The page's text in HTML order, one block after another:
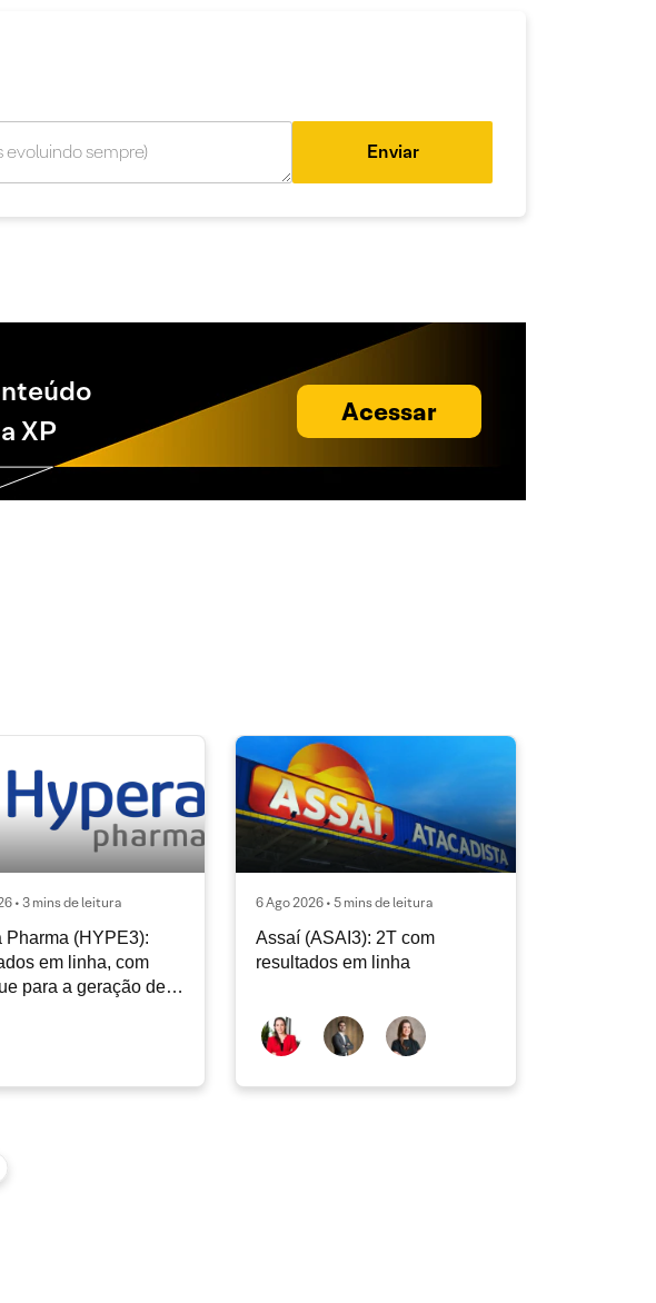
Enviar
XP
Acessar
• 3 mins de leitura
Pharma (HYPE3):
em linha, com
para a geração de
6 Ago 2026 • 5 mins de leitura
Assaí (ASAI3): 2T com
resultados em linha